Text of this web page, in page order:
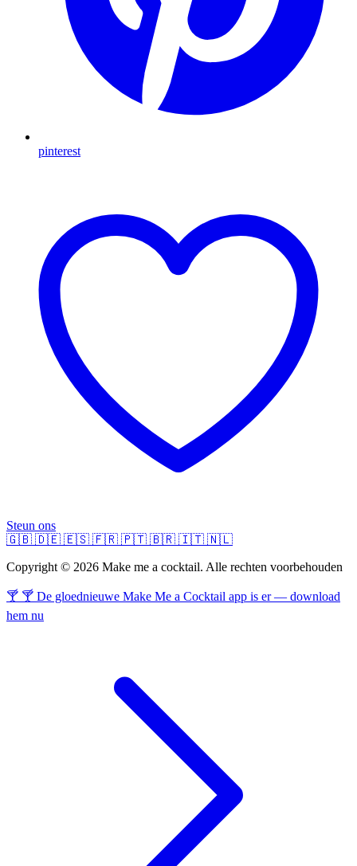
pinterest
Steun ons
🇬🇧 🇩🇪 🇪🇸 🇫🇷 🇵🇹 🇧🇷 🇮🇹 🇳🇱
Copyright © 2026 Make me a cocktail. Alle rechten voorbehouden
🍸 🍸 De gloednieuwe Make Me a Cocktail app is er — download
hem nu